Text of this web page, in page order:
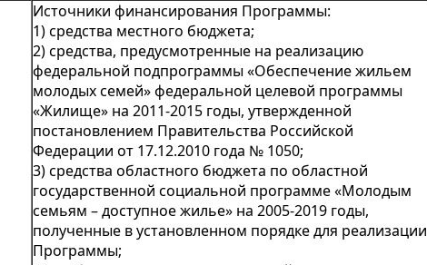
Источники финансирования Программы:
1) средства местного бюджета;
2) средства, предусмотренные на реализацию
федеральной подпрограммы «Обеспечение жильем
молодых семей» федеральной целевой программы
«Жилище» на 2011-2015 годы, утвержденной
постановлением Правительства Российской
Федерации от 17.12.2010 года № 1050;
3) средства областного бюджета по областной
государственной социальной программе «Молодым
семьям – доступное жилье» на 2005-2019 годы,
полученные в установленном порядке для реализации
Программы;